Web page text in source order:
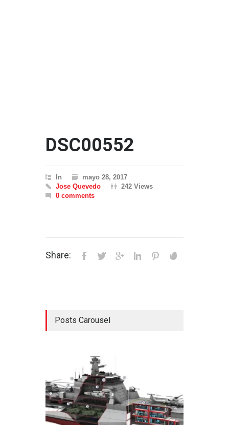
DSC00552
In
mayo 28, 2017
Jose Quevedo
242 Views
0 comments
Share:
Posts Carousel